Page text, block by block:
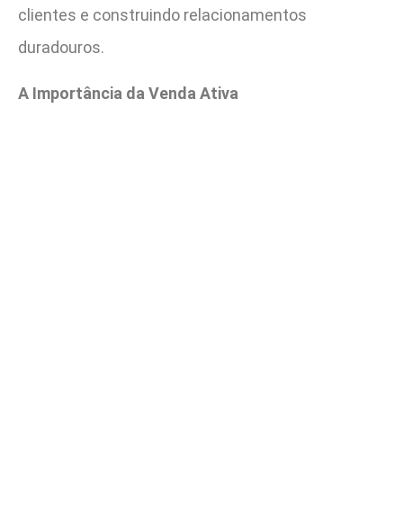
clientes e construindo relacionamentos
duradouros.
A Importância da Venda Ativa